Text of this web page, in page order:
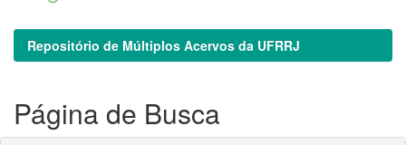
Repositório de Múltiplos Acervos da UFRRJ
Página de Busca